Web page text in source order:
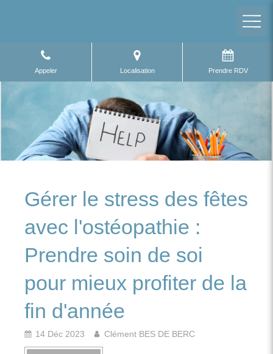
Appeler Localisation Prendre RDV
Gérer le stress des fêtes
avec l'ostéopathie :
Prendre soin de soi
pour mieux profiter de la
fin d'année
14 Déc 2023 Clément BES DE BERC